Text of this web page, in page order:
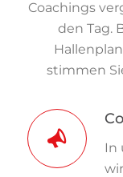
Coachings
den Tag.
stimmen
In